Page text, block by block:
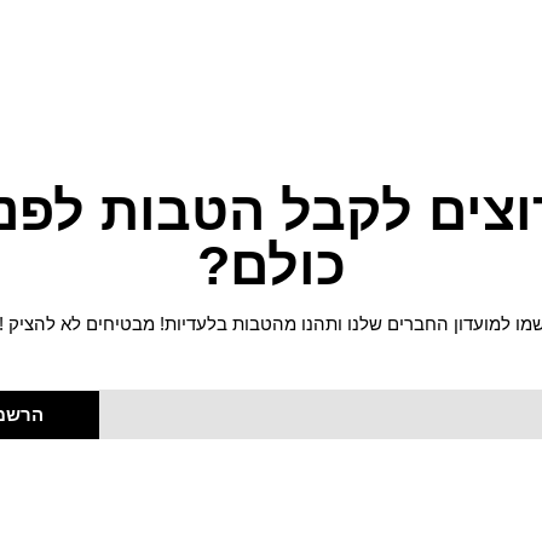
לקבל הטבות
כולם?
למועדון החברים שלנו ותהנו מהטבות בלעדיות! מבטיחים לא להציק !